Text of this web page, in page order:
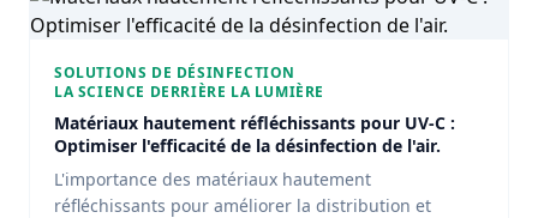
SOLUTIONS DE DÉSINFECTION
LA SCIENCE DERRIÈRE LA LUMIÈRE
Matériaux hautement réfléchissants pour UV-C :
Optimiser l'efficacité de la désinfection de l'air.
L'importance des matériaux hautement
réfléchissants pour améliorer la distribution et